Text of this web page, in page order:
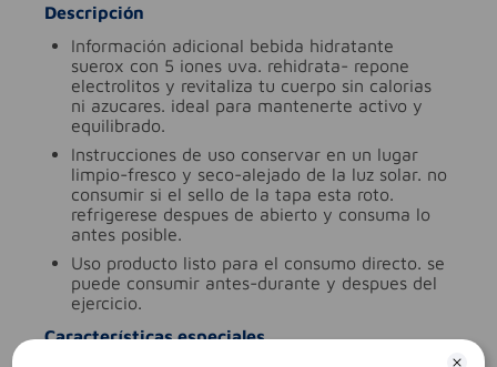
Descripción
información adicional bebida hidratante
suerox con 5 iones uva. rehidrata- repone
electrolitos y revitaliza tu cuerpo sin calorias
ni azucares. ideal para mantenerte activo y
equilibrado.
instrucciones de uso conservar en un lugar
limpio-fresco y seco-alejado de la luz solar. no
consumir si el sello de la tapa esta roto.
refrigerese despues de abierto y consuma lo
antes posible.
uso producto listo para el consumo directo. se
puede consumir antes-durante y despues del
ejercicio.
Características especiales